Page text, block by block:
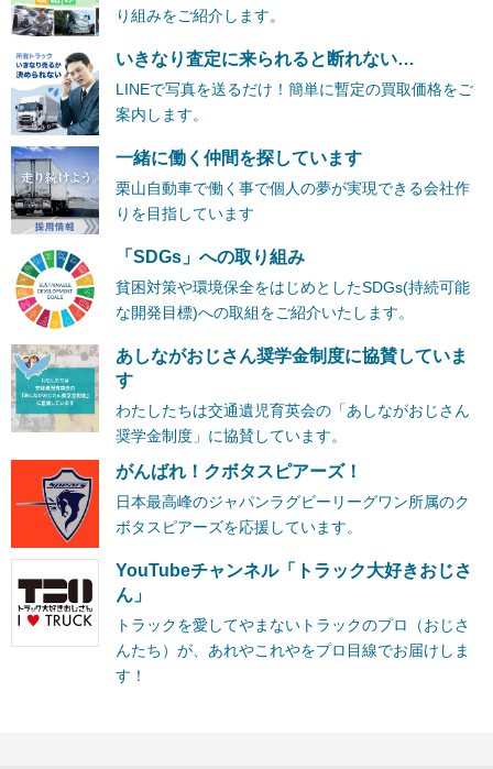
り組みをご紹介します。
いきなり査定に来られると断れない…
LINEで写真を送るだけ！簡単に暫定の買取価格をご
案内します。
一緒に働く仲間を探しています
栗山自動車で働く事で個人の夢が実現できる会社作
りを目指しています
「SDGs」への取り組み
貧困対策や環境保全をはじめとしたSDGs(持続可能
な開発目標)への取組をご紹介いたします。
あしながおじさん奨学金制度に協賛していま
す
わたしたちは交通遺児育英会の「あしながおじさん
奨学金制度」に協賛しています。
がんばれ！クボタスピアーズ！
日本最高峰のジャパンラグビーリーグワン所属のク
ボタスピアーズを応援しています。
YouTubeチャンネル「トラック大好きおじさ
ん」
トラックを愛してやまないトラックのプロ（おじさ
んたち）が、あれやこれやをプロ目線でお届けしま
す！